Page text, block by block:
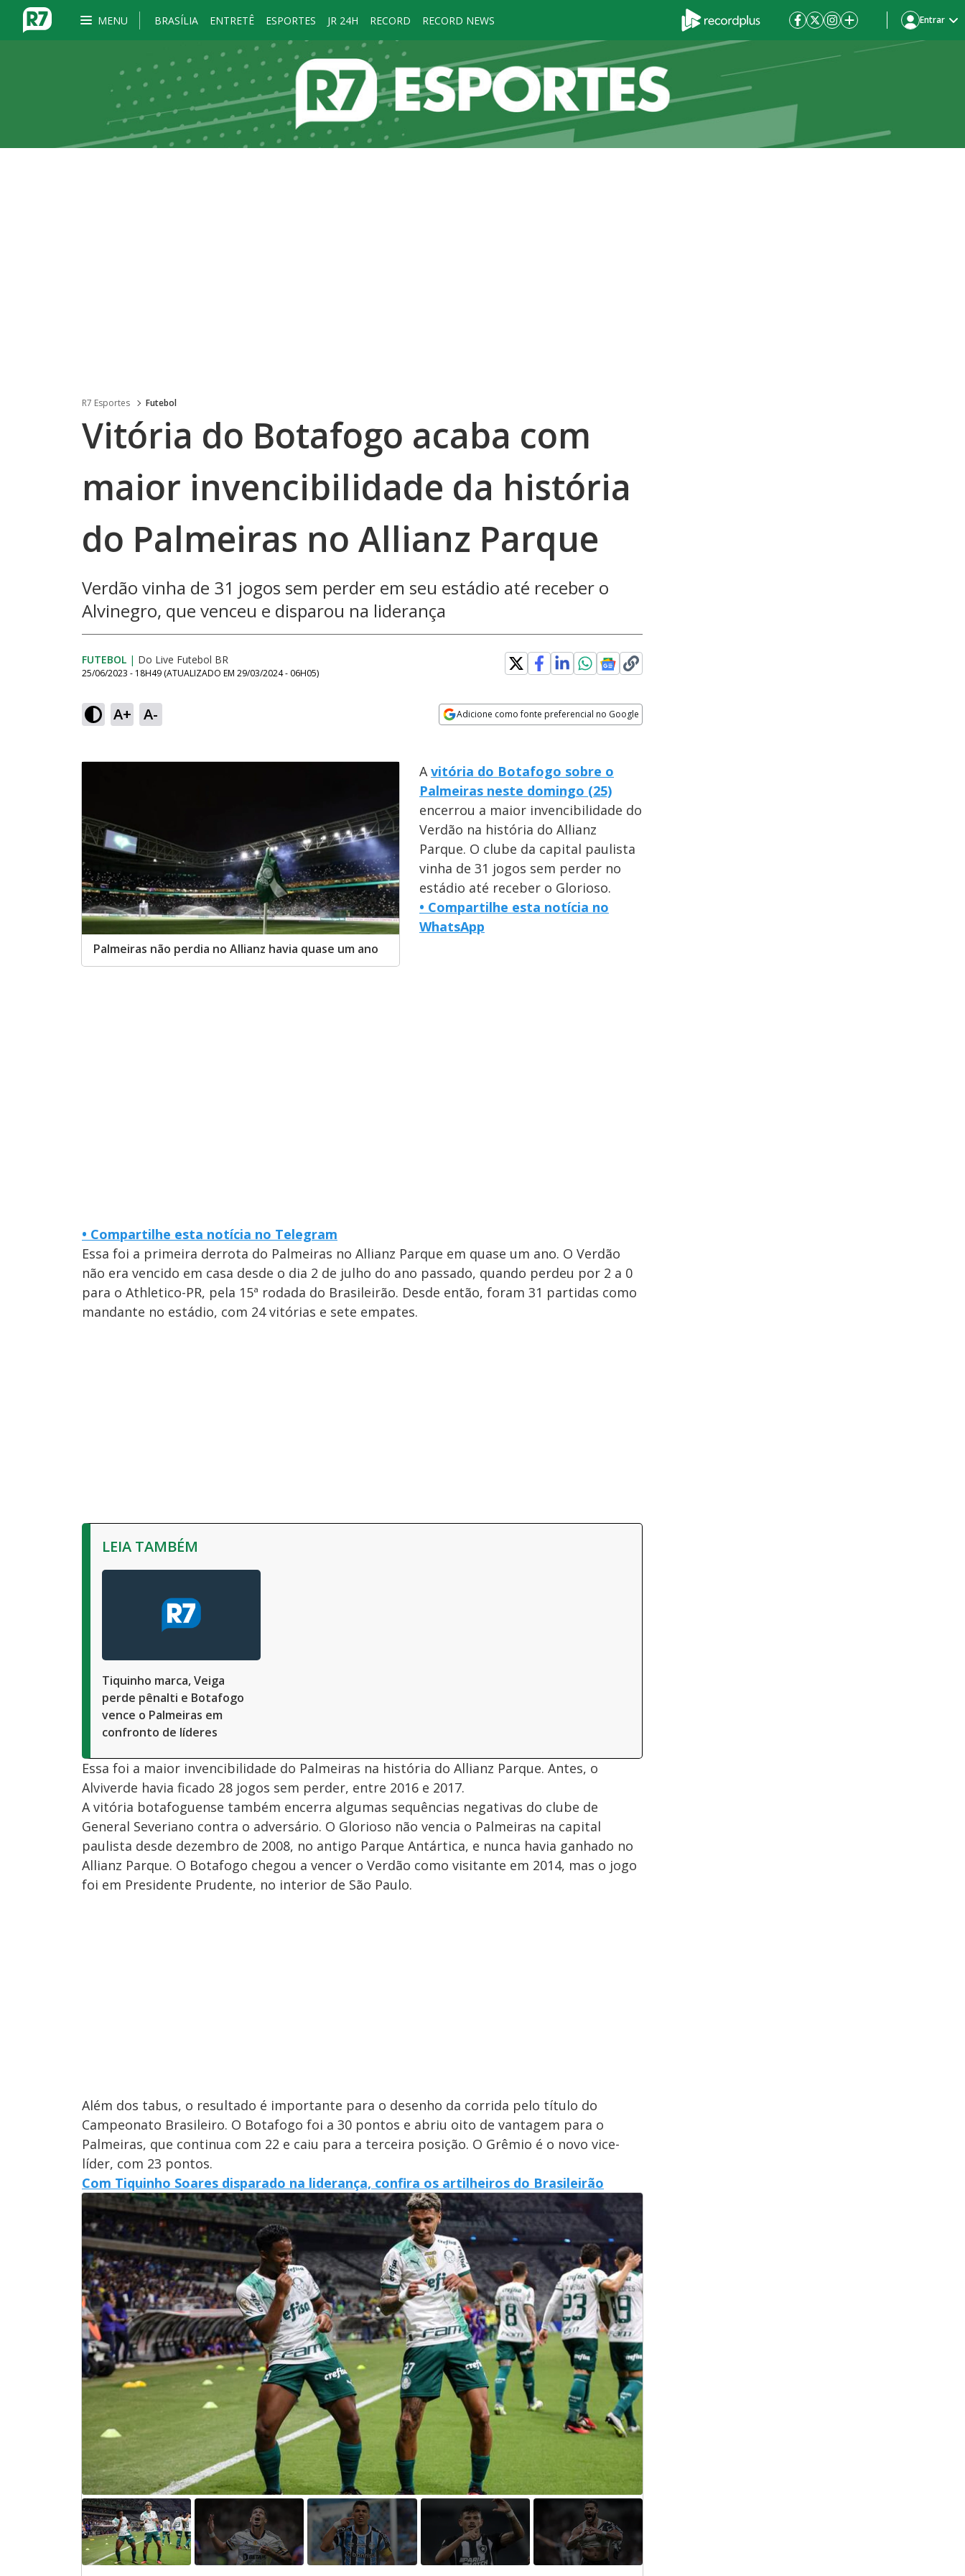
MENU BRASÍLIA ENTRETÊ ESPORTES JR 24H RECORD RECORD NEWS Entrar
R7 Esportes Futebol
Vitória do Botafogo acaba com
maior invencibilidade da história
do Palmeiras no Allianz Parque
Verdão vinha de 31 jogos sem perder em seu estádio até receber o
Alvinegro, que venceu e disparou na liderança
FUTEBOL | Do Live Futebol BR
25/06/2023 - 18H49 (ATUALIZADO EM 29/03/2024 - 06H05)
A+ A- Adicione como fonte preferencial no Google
Palmeiras não perdia no Allianz havia quase um ano
Avitória do Botafogo sobre o
Palmeiras neste domingo (25)
encerrou a maior invencibilidade do
Verdão na história do Allianz
Parque. O clube da capital paulista
vinha de 31 jogos sem perder no
estádio até receber o Glorioso.
• Compartilhe esta notícia no
WhatsApp
• Compartilhe esta notícia no Telegram
Essa foi a primeira derrota do Palmeiras no Allianz Parque em quase um ano. O Verdão
não era vencido em casa desde o dia 2 de julho do ano passado, quando perdeu por 2 a 0
para o Athletico-PR, pela 15ª rodada do Brasileirão. Desde então, foram 31 partidas como
mandante no estádio, com 24 vitórias e sete empates.
LEIA TAMBÉM
Tiquinho marca, Veiga
perde pênalti e Botafogo
vence o Palmeiras em
confronto de líderes
Essa foi a maior invencibilidade do Palmeiras na história do Allianz Parque. Antes, o
Alviverde havia ficado 28 jogos sem perder, entre 2016 e 2017.
A vitória botafoguense também encerra algumas sequências negativas do clube de
General Severiano contra o adversário. O Glorioso não vencia o Palmeiras na capital
paulista desde dezembro de 2008, no antigo Parque Antártica, e nunca havia ganhado no
Allianz Parque. O Botafogo chegou a vencer o Verdão como visitante em 2014, mas o jogo
foi em Presidente Prudente, no interior de São Paulo.
Além dos tabus, o resultado é importante para o desenho da corrida pelo título do
Campeonato Brasileiro. O Botafogo foi a 30 pontos e abriu oito de vantagem para o
Palmeiras, que continua com 22 e caiu para a terceira posição. O Grêmio é o novo vice-
líder, com 23 pontos.
Com Tiquinho Soares disparado na liderança, confira os artilheiros do Brasileirão